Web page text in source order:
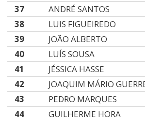
37
ANDRÉ SANTOS
38
LUIS FIGUEIREDO
39
JOÃO ALBERTO
40
LUÍS SOUSA
41
JÉSSICA HASSE
42
JOAQUIM MÁRIO
43
PEDRO MARQUES
44
GUILHERME HORA